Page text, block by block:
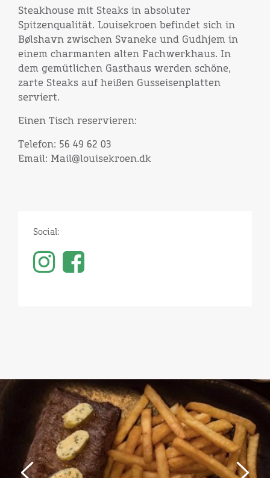
Steakhouse mit Steaks in absoluter
Spitzenqualität. Louisekroen befindet sich in
Bølshavn zwischen Svaneke und Gudhjem in
einem charmanten alten Fachwerkhaus. In
dem gemütlichen Gasthaus werden schöne,
zarte Steaks auf heißen Gusseisenplatten
serviert.
Einen Tisch reservieren:
Telefon: 56 49 62 03
Email: Mail@louisekroen.dk
Social: